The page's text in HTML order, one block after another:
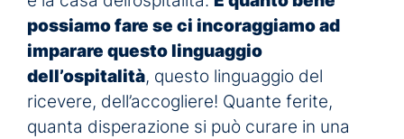
possiamo fare se ci incoraggiamo ad
imparare questo linguaggio
dell’ospitalità, questo linguaggio del
ricevere, dell’accogliere! Quante ferite,
quanta disperazione si può curare in una